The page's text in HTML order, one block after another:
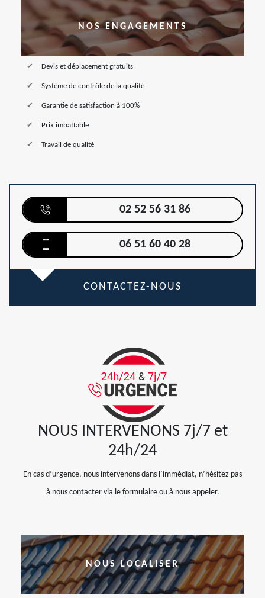
NOS ENGAGEMENTS
Devis et déplacement gratuits
Système de contrôle de la qualité
Garantie de satisfaction à 100%
Prix imbattable
Travail de qualité
02 52 56 31 86
06 51 60 40 28
CONTACTEZ-NOUS
NOUS INTERVENONS 7j/7 et
24h/24
En cas d’urgence, nous intervenons dans l’immédiat, n’hésitez pas
à nous contacter via le formulaire ou à nous appeler.
NOUS LOCALISER